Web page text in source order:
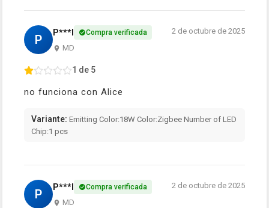
P P***l Compra verificada
MD
2 de octubre de 2025
1 de 5
no funciona con Alice
Variante: Emitting Color:18W Color:Zigbee Number of LED
Chip:1 pcs
P P***l Compra verificada
MD
2 de octubre de 2025